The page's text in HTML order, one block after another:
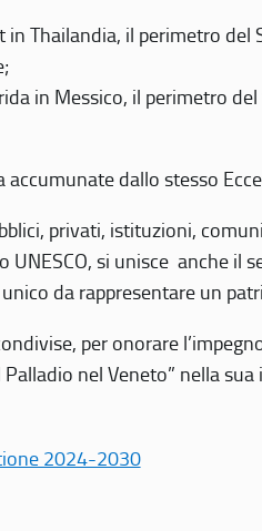
Thailandia, il perimetro
in Messico, il perimetro
dallo stesso
privati, istituzioni,
si unisce anche il
da rappresentare un
per onorare
nel Veneto” nella
2024-2030